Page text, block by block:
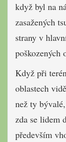
když byl na
zasažených
strany v
poškozených
Když při
oblastech
než ty
zda se lidem
především